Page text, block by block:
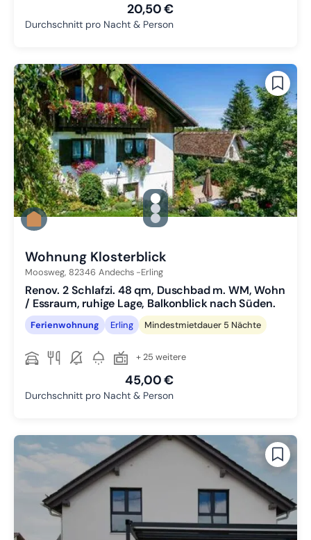
20,50 €
Durchschnitt pro Nacht & Person
gallery.slide_selector
Zu Slide 1 wechseln
Zu Slide 2 wechseln
Zu Slide 3 wechseln
Wohnung Klosterblick
Moosweg, 82346 Andechs -Erling
Renov. 2 Schlafzi. 48 qm, Duschbad m. WM, Wohn
/ Essraum, ruhige Lage, Balkonblick nach Süden.
Ferienwohnung Erling Mindestmietdauer 5 Nächte
+ 25 weitere
45,00 €
Durchschnitt pro Nacht & Person